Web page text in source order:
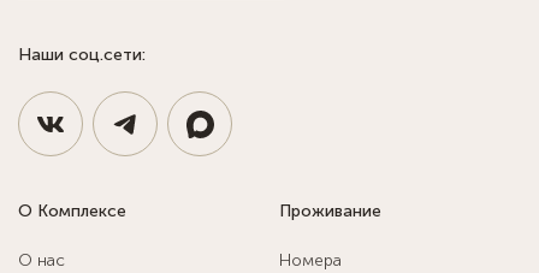
Наши соц.сети:
О Комплексе
О нас
Проживание
Номера